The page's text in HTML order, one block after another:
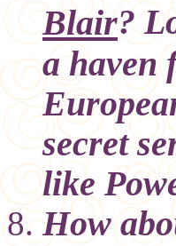
Blair?
a haven
secret
like
How